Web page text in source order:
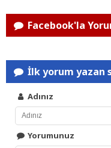
Facebook'la
İlk yorum yazan
Adınız
Yorumunuz